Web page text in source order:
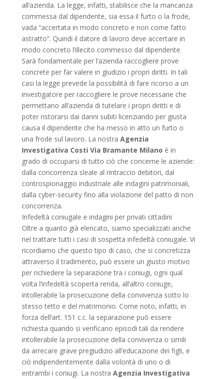
all’azienda. La legge, infatti, stabilisce che la mancanza
commessa dal dipendente, sia essa il furto o la frode,
vada “accertata in modo concreto e non come fatto
astratto”. Quindi il datore di lavoro deve accertare in
modo concreto l’illecito commesso dal dipendente.
Sarà fondamentale per l’azienda raccogliere prove
concrete per far valere in giudizio i propri diritti. In tali
casi la legge prevede la possibilità di fare ricorso a un
investigatore per raccogliere le prove necessarie che
permettano all’azienda di tutelare i propri diritti e di
poter ristorarsi dai danni subiti licenziando per giusta
causa il dipendente che ha messo in atto un furto o
una frode sul lavoro. La nostra Agenzia
Investigativa Costi Via Bramante Milano è in
grado di occuparsi di tutto ciò che concerne le aziende:
dalla concorrenza sleale al rintraccio debitori, dal
controspionaggio industriale alle indagini patrimoniali,
dalla cyber-security fino alla violazione del patto di non
concorrenza.
Infedeltà coniugale e indagini per privati cittadini
Oltre a quanto già elencato, siamo specializzati anche
nel trattare tutti i casi di sospetta infedeltà coniugale. Vi
ricordiamo che questo tipo di caso, che si concretizza
attraverso il tradimento, può essere un giusto motivo
per richiedere la separazione tra i coniugi, ogni qual
volta l’infedeltà scoperta renda, all’altro coniuge,
intollerabile la prosecuzione della convivenza sotto lo
stesso tetto e del matrimonio. Come noto, infatti, in
forza dell’art. 151 c.c. la separazione può essere
richiesta quando si verificano episodi tali da rendere
intollerabile la prosecuzione della convivenza o simili
da arrecare grave pregiudizio all’educazione dei figli, e
ciò indipendentemente dalla volontà di uno o di
entrambi i coniugi. La nostra Agenzia Investigativa